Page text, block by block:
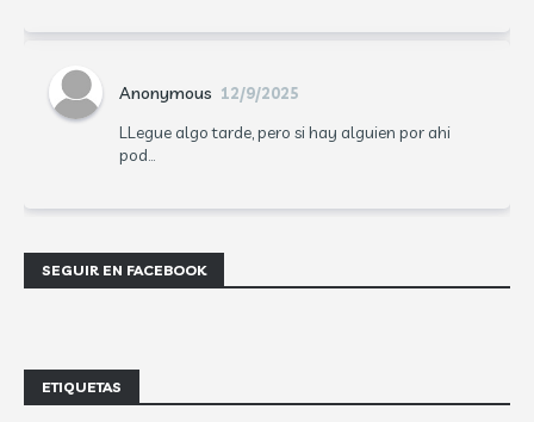
Anonymous 12/9/2025
LLegue algo tarde, pero si hay alguien por ahi
pod...
SEGUIR EN FACEBOOK
ETIQUETAS